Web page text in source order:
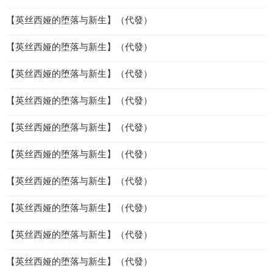
【英丝西娅的堕落与新生】（代發）
【英丝西娅的堕落与新生】（代發）
【英丝西娅的堕落与新生】（代發）
【英丝西娅的堕落与新生】（代發）
【英丝西娅的堕落与新生】（代發）
【英丝西娅的堕落与新生】（代發）
【英丝西娅的堕落与新生】（代發）
【英丝西娅的堕落与新生】（代發）
【英丝西娅的堕落与新生】（代發）
【英丝西娅的堕落与新生】（代發）